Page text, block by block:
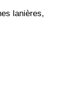
lanières,